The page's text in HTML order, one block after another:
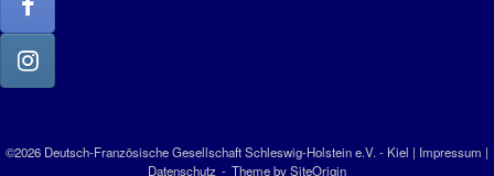
©2026 Deutsch-Französische Gesellschaft Schleswig-Holstein e.V. - Kiel | Impressum |
Datenschutz
Theme bySiteOrigin